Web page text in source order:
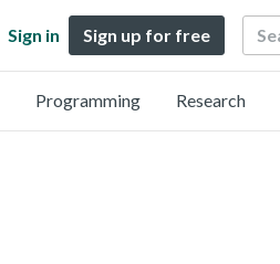
Sign in Sign up for free Search
Programming Research